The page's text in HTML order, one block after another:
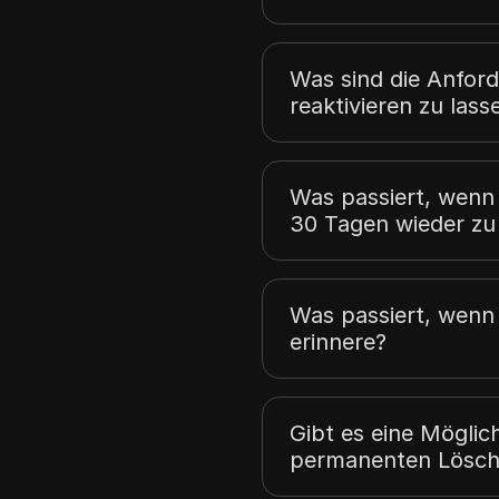
Was sind die
reaktivieren zu
Was passiert,
30 Tagen wieder
Was passiert,
erinnere?
Gibt es eine
permanenten